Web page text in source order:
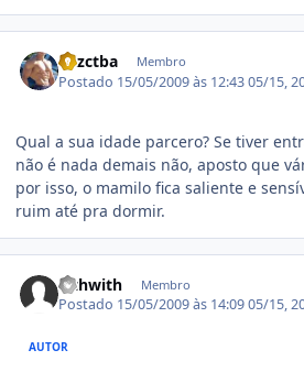
luizctba Membro
Postado 15/05/2009 às 12:4305/15,
Qual a sua idade parcero? Se tiver
não é nada demais não, aposto que
por isso, o mamilo fica saliente e
ruim até pra dormir.
wthwith Membro
Postado 15/05/2009 às 14:0905/15,
AUTOR